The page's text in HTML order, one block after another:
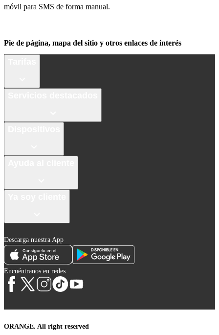
móvil para SMS de forma manual.
Pie de página, mapa del sitio y otros enlaces de interés
Descarga nuestra App
Encuéntranos en redes
ORANGE. All right reserved